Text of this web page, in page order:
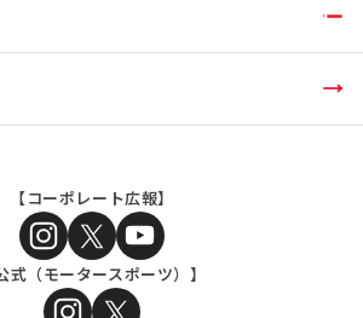
【コーポレート広報】
式（モータースポーツ）】